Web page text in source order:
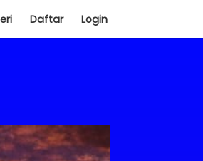
Daftar Login